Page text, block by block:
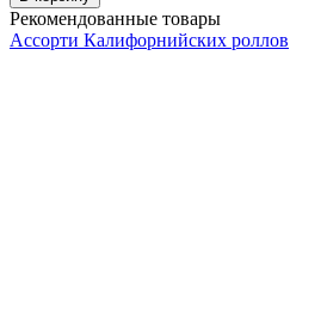
Рекомендованные товары
Ассорти Калифорнийских роллов